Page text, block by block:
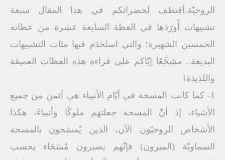
الروحيّة.أقتطف لحضراتكم في هذا المقال سبعة
تشبيهات أَورَدَها في العظة السابعة عشرة من عظاته
الخمسين الشهيرة؛ والتي استَخدَم فيها مئات التشبيهات
البديعة.. مشجِّعًا إيّاكم على قراءة هذه العظات العميقة
واللذيذة1
1- كما كانت المسحة في أيّام الأنبياء هي أثمن من جميع
الأشياء، إذ أنّ المسحة جعلتهم ملوكًا وأنبياءَ، هكذا
الأشخاص الروحيّون الآن، الذين يُمسَحون بالمسحة
السماويّة (الميرون) فإنّهم يصيرون مُسَحَاء بحسب